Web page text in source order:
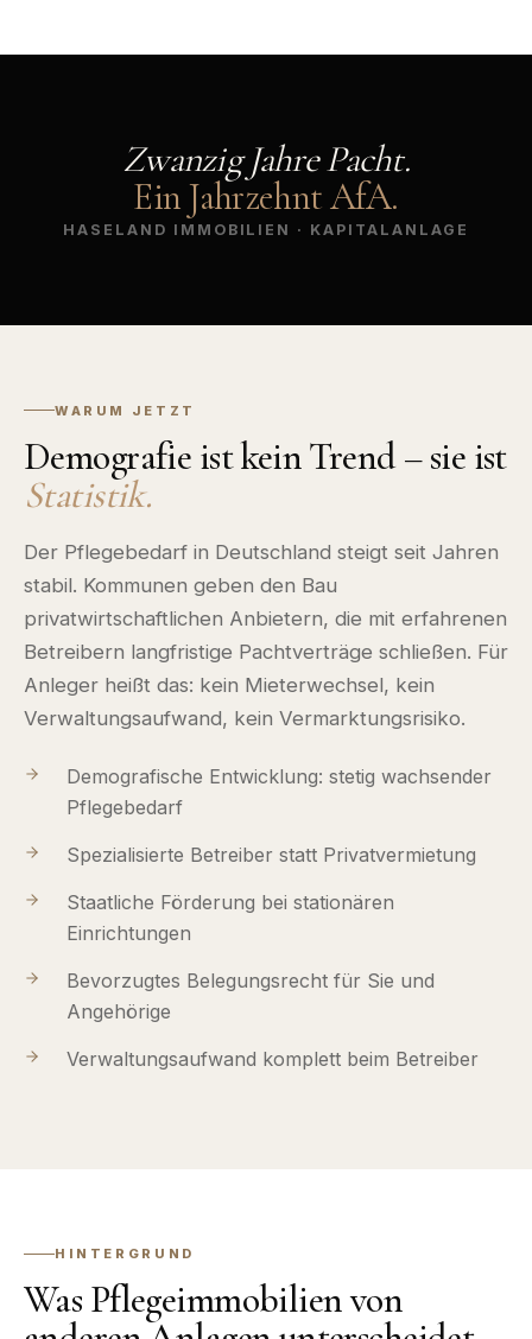
Zwanzig Jahre Pacht.
Ein Jahrzehnt AfA.
HASELAND IMMOBILIEN · KAPITALANLAGE
WARUM JETZT
Demografie ist kein Trend – sie ist
Statistik.
Der Pflegebedarf in Deutschland steigt seit Jahren
stabil. Kommunen geben den Bau
privatwirtschaftlichen Anbietern, die mit erfahrenen
Betreibern langfristige Pachtverträge schließen. Für
Anleger heißt das: kein Mieterwechsel, kein
Verwaltungsaufwand, kein Vermarktungsrisiko.
Demografische Entwicklung: stetig wachsender
Pflegebedarf
Spezialisierte Betreiber statt Privatvermietung
Staatliche Förderung bei stationären
Einrichtungen
Bevorzugtes Belegungsrecht für Sie und
Angehörige
Verwaltungsaufwand komplett beim Betreiber
HINTERGRUND
Was Pflegeimmobilien von